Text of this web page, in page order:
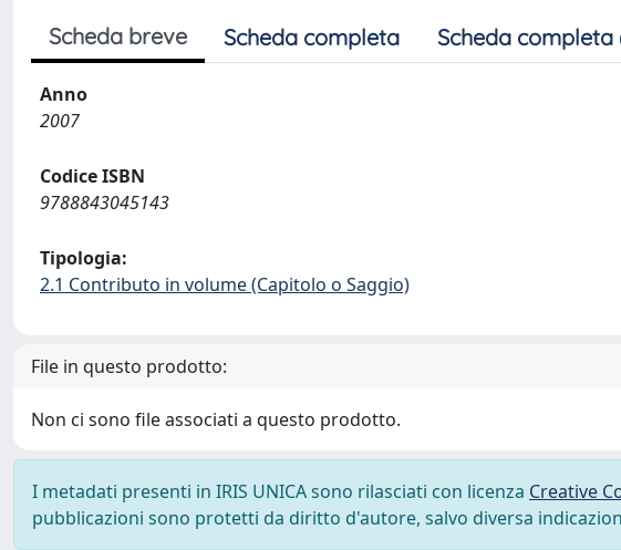
Scheda breve Scheda completa Scheda completa
Anno
2007
Codice ISBN
9788843045143
Tipologia:
2.1 Contributo in volume (Capitolo o Saggio)
File in questo prodotto:
Non ci sono file associati a questo prodotto.
I metadati presenti in IRIS UNICA sono rilasciati con licenza Creative
pubblicazioni sono protetti da diritto d'autore, salvo diversa